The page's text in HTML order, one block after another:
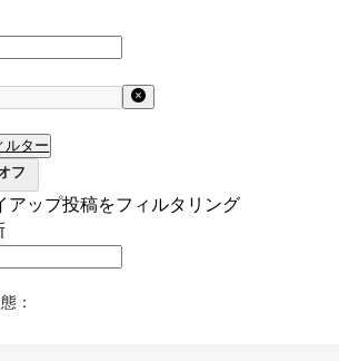
ルター
フ
アップ投稿をフィルタリング
：